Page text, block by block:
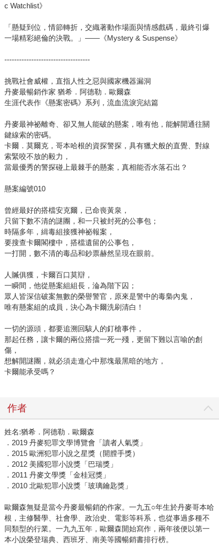
c Watchlist》
「懸疑到位，情節轉折，交織著動作場面與情感戲碼，最終引爆
一場精彩絕倫的決戰。」——《Mystery & Suspense》
-----------------------------------
挑戰社會威權，直指人性之惡與國家機器漏洞
丹麥最暢銷作家 猶希．阿德勒．歐爾森
生涯代表作《懸案密碼》系列，流血流淚完結篇
丹麥最神祕離奇、卻又無人能破的懸案，唯有他，能解開通往關
鍵線索的密碼。
卡爾．莫爾克，哥本哈根的資探警探，具有獵犬般的直覺、對線
索緊咬不放的毅力，
當最優秀的警探碰上最棘手的懸案，真相能否水落石出？
懸案編號010
曾經最好的搭檔安克爾，已命喪黃泉，
只留下數不清的謎團，和一只被封死的公事包；
時隔多年，緝毒組接獲神祕報案，
要搜查卡爾閣樓中，搭檔遺留的公事包，
一打開，數不清的毒品和鈔票赫然呈現在眼前。
人贓俱獲，卡爾百口莫辯，
一瞬間，他從懸案組組長，淪為階下囚；
眾人皆深信破案無數的榮譽警官，原來是警中的毒梟內鬼，
唯有懸案組的成員，決心為卡爾洗刷清白！
一切的源頭，都要追溯回駭人的釘槍事件，
那起任務，讓卡爾的兩位搭擋一死一殘，更留下難以言喻的創
傷，
想解開謎團，就必須走進心中那塊最黑暗的地方，
卡爾能承受嗎？
作者
姓名:猶希．阿德勒．歐爾森
．2019 丹麥犯罪文學博覽會「讀者人氣獎」
．2015 歐洲犯罪小說之星獎（開膛手獎）
．2012 美國犯罪小說獎「巴瑞獎」
．2011 丹麥文學獎「金桂冠獎」
．2010 北歐犯罪小說獎「玻璃鑰匙獎」
歐爾森無疑是當今丹麥最暢銷的作家。一九五○年生於丹麥哥本哈
根，主修醫學、社會學、政治史、電影等科系，也從事過多種不
同類型的行業。一九九五年，歐爾森開始寫作，兩年後便以第一
本小說榮登瑞典、西班牙、南美等國暢銷書排行榜。